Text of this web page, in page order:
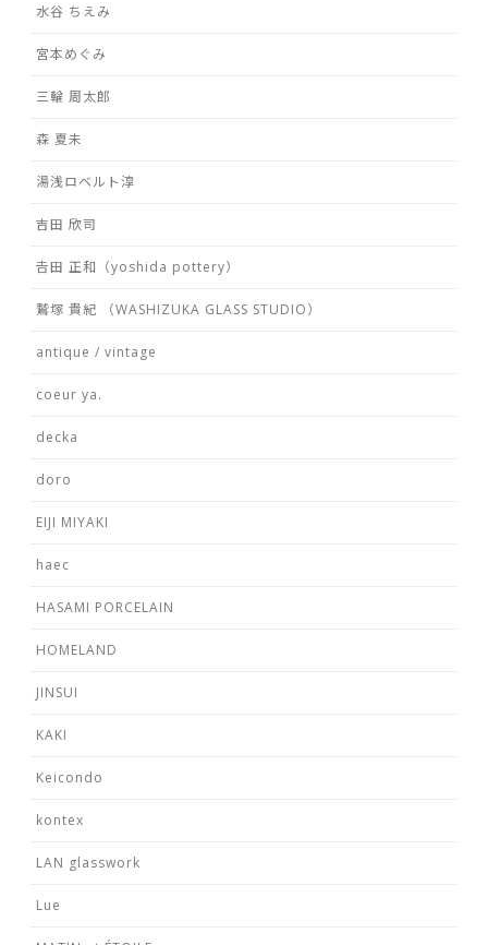
水谷 ちえみ
宮本めぐみ
三輪 周太郎
森 夏未
湯浅ロベルト淳
吉田 欣司
𠮷田 正和（yoshida pottery）
鷲塚 貴紀 （WASHIZUKA GLASS STUDIO）
antique / vintage
coeur ya.
decka
doro
EIJI MIYAKI
haec
HASAMI PORCELAIN
HOMELAND
JINSUI
KAKI
Keicondo
kontex
LAN glasswork
Lue